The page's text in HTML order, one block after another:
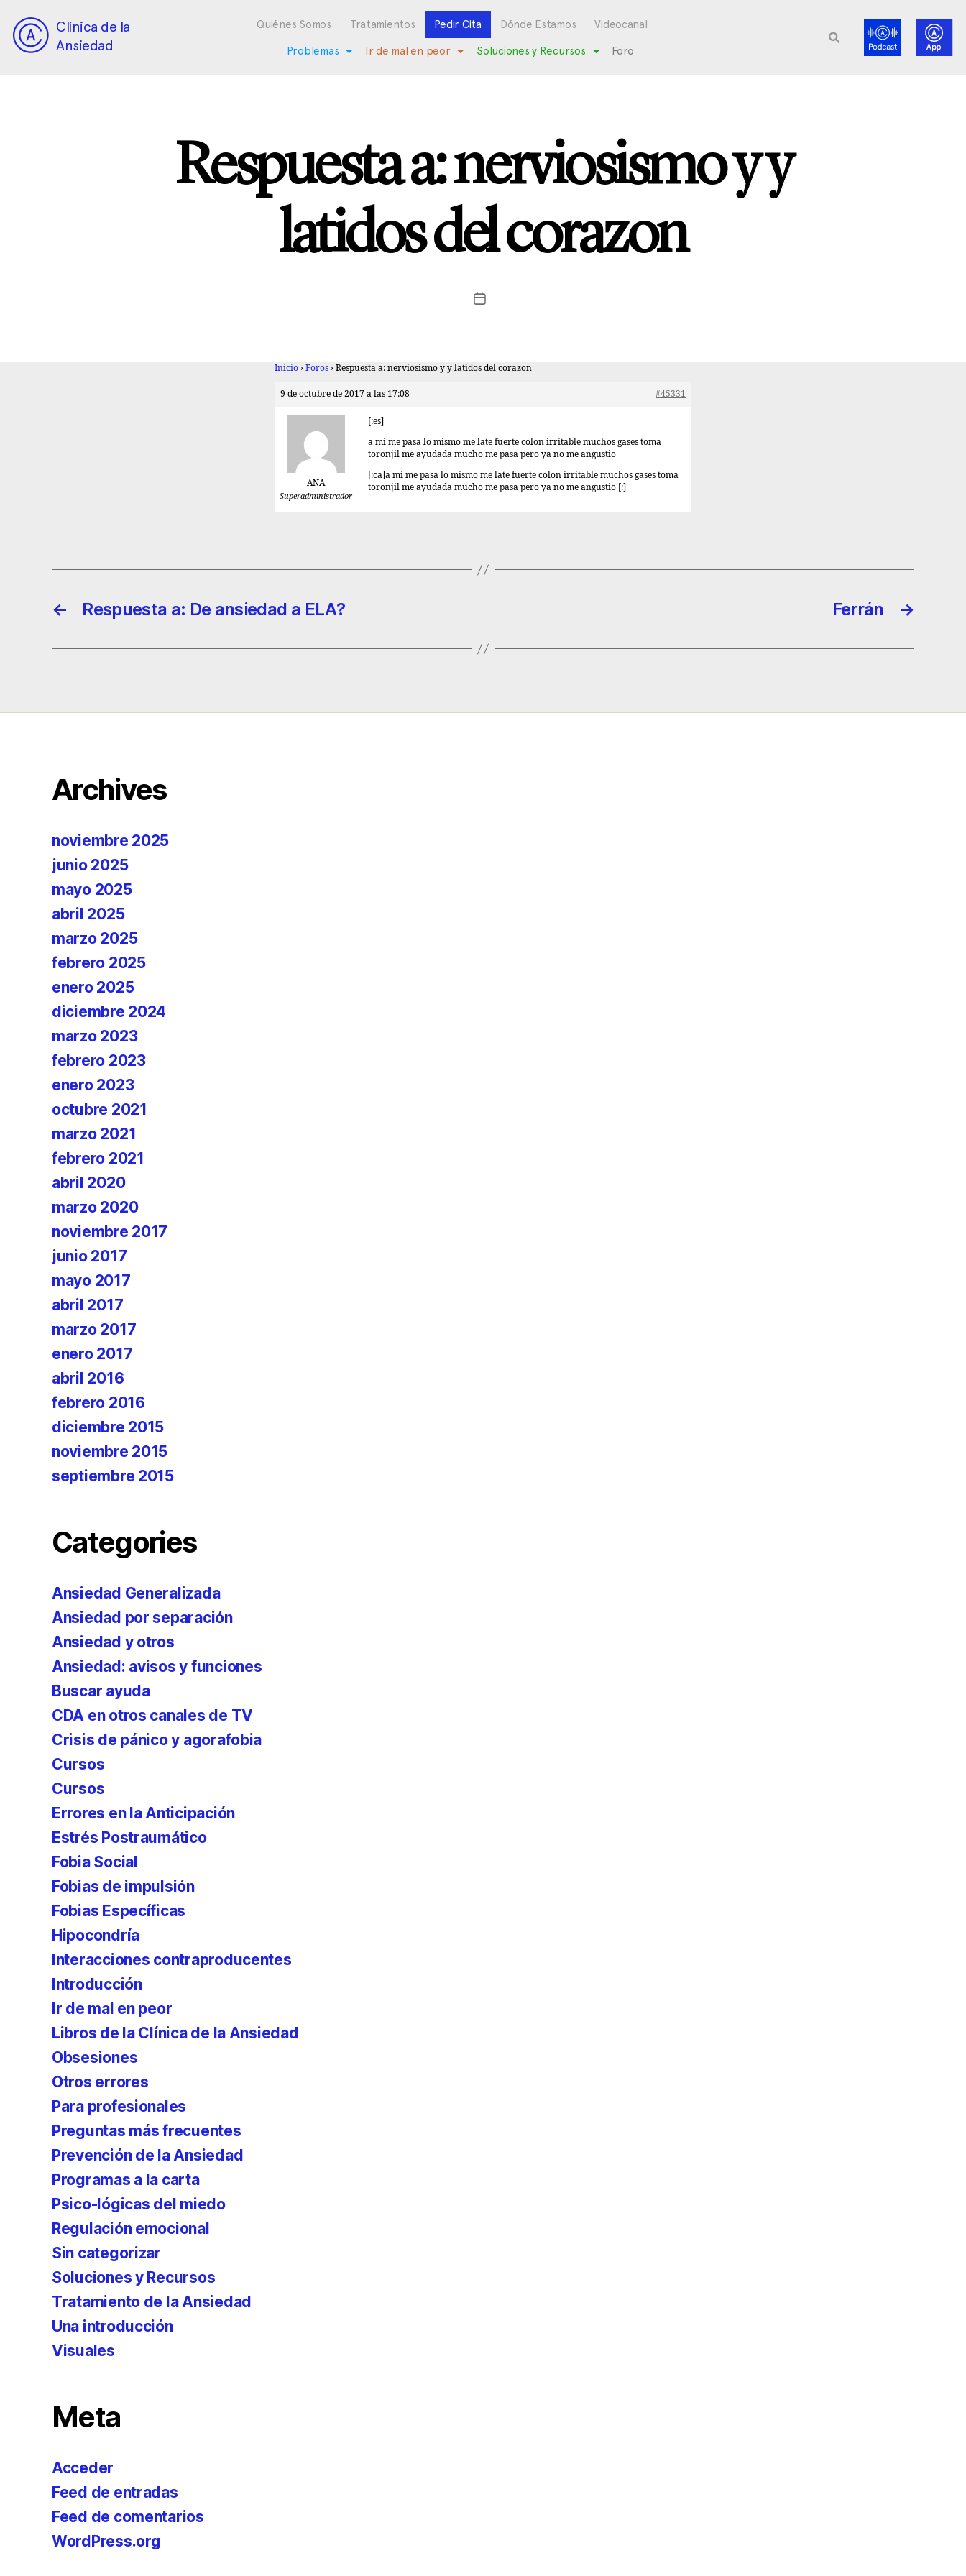
Clínica de la
Ansiedad
Quiénes Somos Tratamientos Pedir Cita Dónde Estamos Videocanal
Problemas Ir de mal en peor Soluciones y Recursos Foro
Respuesta a: nerviosismo y y
latidos del corazon
Inicio › Foros › Respuesta a: nerviosismo y y latidos del corazon
9 de octubre de 2017 a las 17:08 #45331
ANA
Superadministrador
[:es]
a mi me pasa lo mismo me late fuerte colon irritable muchos gases toma
toronjil me ayudada mucho me pasa pero ya no me angustio
[:ca]a mi me pasa lo mismo me late fuerte colon irritable muchos gases toma
toronjil me ayudada mucho me pasa pero ya no me angustio [:]
← Respuesta a: De ansiedad a ELA? →
Ferrán
Archives
noviembre 2025
junio 2025
mayo 2025
abril 2025
marzo 2025
febrero 2025
enero 2025
diciembre 2024
marzo 2023
febrero 2023
enero 2023
octubre 2021
marzo 2021
febrero 2021
abril 2020
marzo 2020
noviembre 2017
junio 2017
mayo 2017
abril 2017
marzo 2017
enero 2017
abril 2016
febrero 2016
diciembre 2015
noviembre 2015
septiembre 2015
Categories
Ansiedad Generalizada
Ansiedad por separación
Ansiedad y otros
Ansiedad: avisos y funciones
Buscar ayuda
CDA en otros canales de TV
Crisis de pánico y agorafobia
Cursos
Cursos
Errores en la Anticipación
Estrés Postraumático
Fobia Social
Fobias de impulsión
Fobias Específicas
Hipocondría
Interacciones contraproducentes
Introducción
Ir de mal en peor
Libros de la Clínica de la Ansiedad
Obsesiones
Otros errores
Para profesionales
Preguntas más frecuentes
Prevención de la Ansiedad
Programas a la carta
Psico-lógicas del miedo
Regulación emocional
Sin categorizar
Soluciones y Recursos
Tratamiento de la Ansiedad
Una introducción
Visuales
Meta
Acceder
Feed de entradas
Feed de comentarios
WordPress.org